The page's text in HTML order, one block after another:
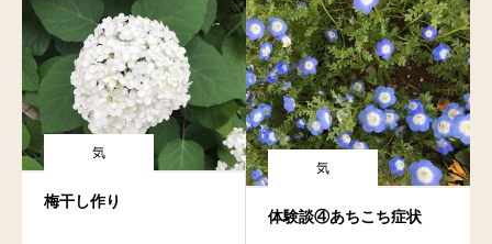
気
梅干し作り
気
体験談④あちこち症状